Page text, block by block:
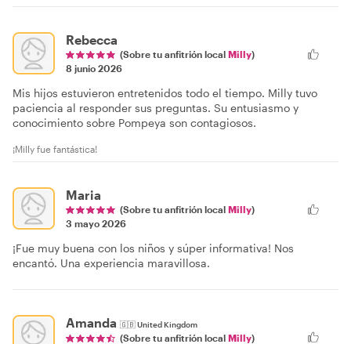
Rebecca
(Sobre tu anfitrión local Milly)
8 junio 2026
Mis hijos estuvieron entretenidos todo el tiempo. Milly tuvo
paciencia al responder sus preguntas. Su entusiasmo y
conocimiento sobre Pompeya son contagiosos.
¡Milly fue fantástica!
Maria
(Sobre tu anfitrión local Milly)
3 mayo 2026
¡Fue muy buena con los niños y súper informativa! Nos
encantó. Una experiencia maravillosa.
Amanda 🇬🇧United Kingdom
(Sobre tu anfitrión local Milly)